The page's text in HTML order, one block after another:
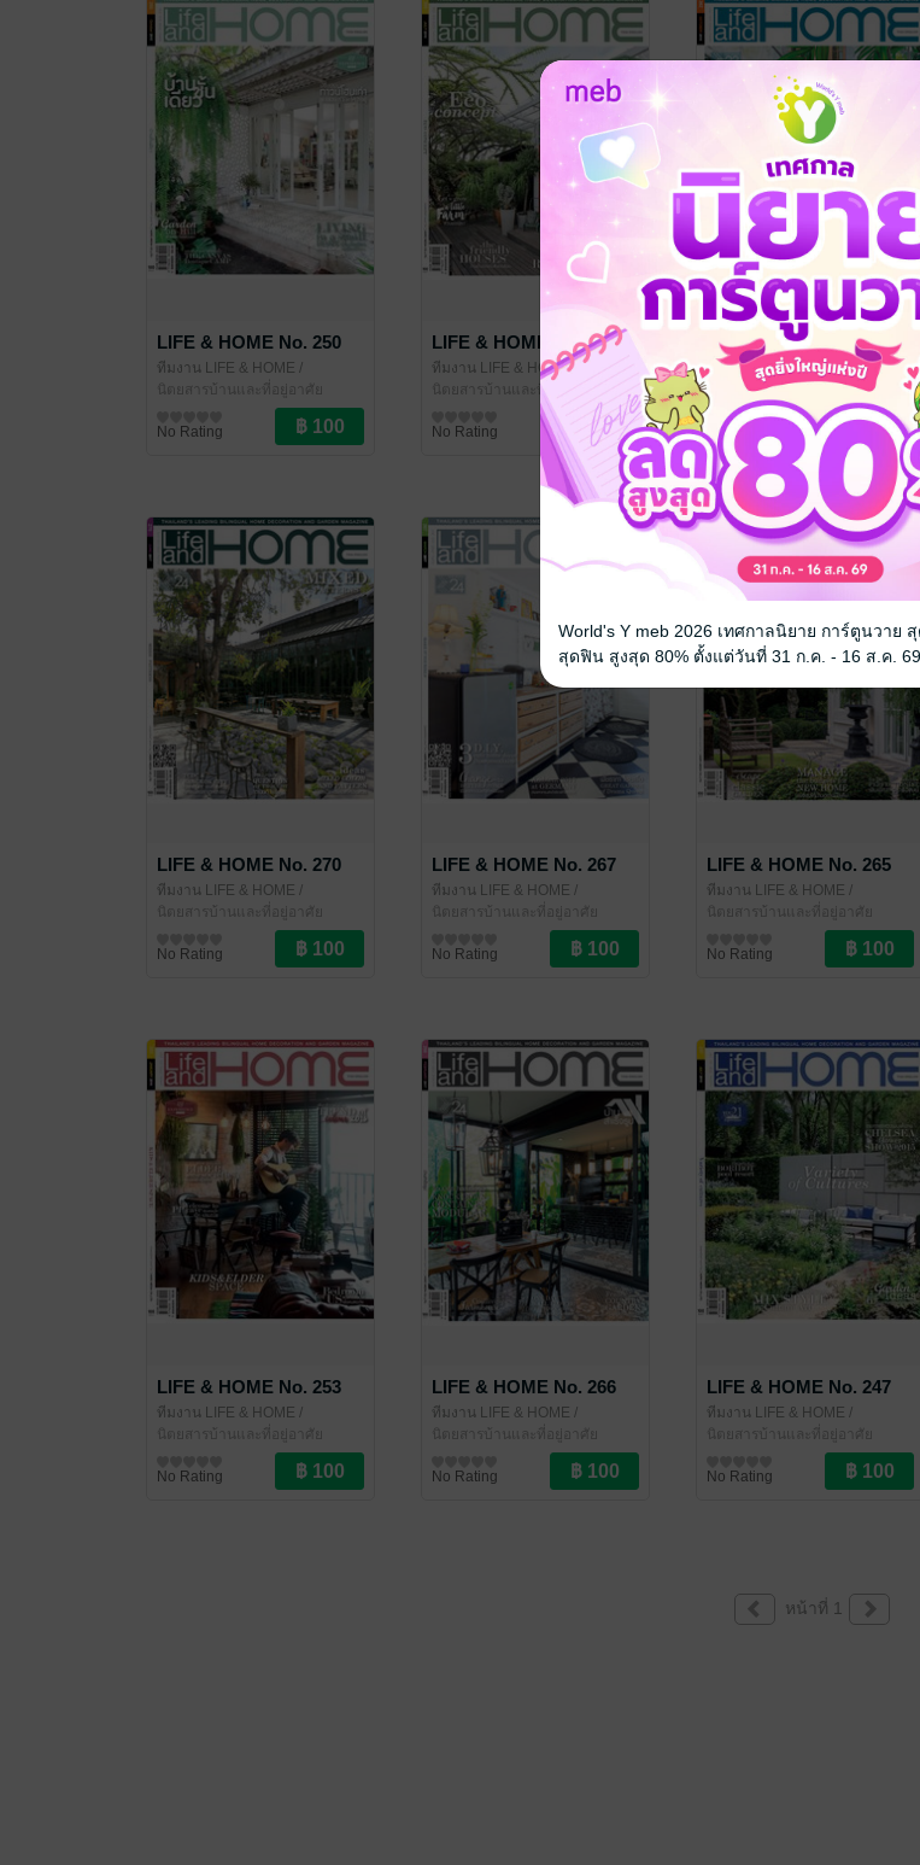
LIFE & HOME No. 250
ทีมงาน LIFE & HOME /
LIFE&HOME
นิตยสารบ้านและที่อยู่อาศัย
No Rating
LIFE & HOME No. 259
ทีมงาน LIFE & HOME/
LIFE&HOME
นิตยสารบ้านและที่อยู่อาศัย
No Rating
LIFE & HOME No. 262
ทีมงาน LIFE & HOME/
LIFE&HOME
นิตยสารบ้านและที่อยู่อาศัย
No Rating
LIFE & HOME No. 270
ทีมงาน LIFE & HOME /
LIFE&HOME
นิตยสารบ้านและที่อยู่อาศัย
No Rating
LIFE & HOME No. 267
ทีมงาน LIFE & HOME /
LIFE&HOME
นิตยสารบ้านและที่อยู่อาศัย
No Rating
LIFE & HOME No. 265
ทีมงาน LIFE & HOME /
LIFE&HOME
นิตยสารบ้านและที่อยู่อาศัย
No Rating
LIFE & HOME No. 253
ทีมงาน LIFE & HOME /
LIFE&HOME
นิตยสารบ้านและที่อยู่อาศัย
No Rating
LIFE & HOME No. 266
ทีมงาน LIFE & HOME /
LIFE&HOME
นิตยสารบ้านและที่อยู่อาศัย
No Rating
LIFE & HOME No. 247
ทีมงาน LIFE & HOME /
LIFE&HOME
นิตยสารบ้านและที่อยู่อาศัย
No Rating
หน้าที่ 1
World's Y meb 2026 เทศกาลนิยาย การ์ตูนวาย
สุดฟิน สูงสุด 80% ตั้งแต่วันที่ 31 ก.ค. - 16 ส.ค. 69